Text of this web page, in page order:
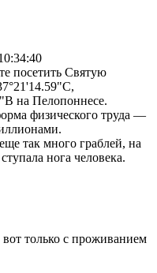
посетить Святую
на Пелопоннесе.
физического труда —
так много граблей, на
нога человека.
вот только с проживанием